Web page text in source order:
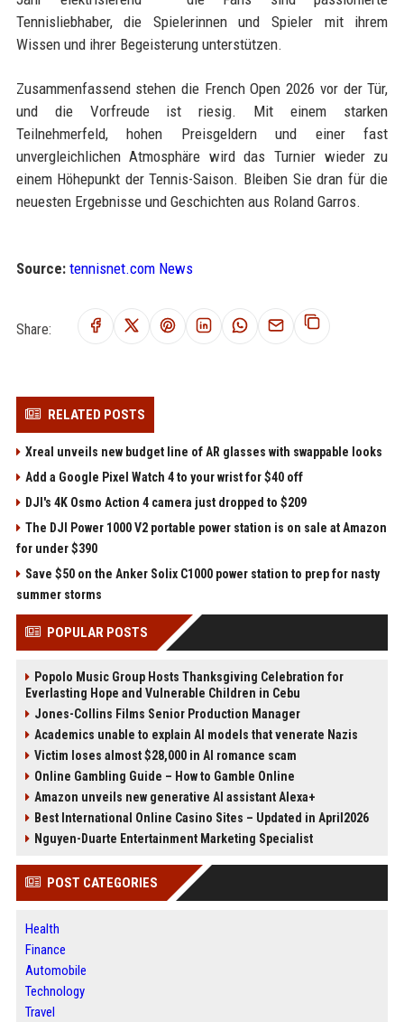
Tennisliebhaber, die Spielerinnen und Spieler mit ihrem
Wissen und ihrer Begeisterung unterstützen.
Zusammenfassend stehen die French Open 2026 vor der Tür,
und die Vorfreude ist riesig. Mit einem starken
Teilnehmerfeld, hohen Preisgeldern und einer fast
unvergleichlichen Atmosphäre wird das Turnier wieder zu
einem Höhepunkt der Tennis-Saison. Bleiben Sie dran für die
neuesten Ergebnisse und Geschichten aus Roland Garros.
Source: tennisnet.com News
Share:
RELATED POSTS
Xreal unveils new budget line of AR glasses with swappable looks
Add a Google Pixel Watch 4 to your wrist for $40 off
DJI's 4K Osmo Action 4 camera just dropped to $209
The DJI Power 1000 V2 portable power station is on sale at Amazon
for under $390
Save $50 on the Anker Solix C1000 power station to prep for nasty
summer storms
POPULAR POSTS
Popolo Music Group Hosts Thanksgiving Celebration for
Everlasting Hope and Vulnerable Children in Cebu
Jones-Collins Films Senior Production Manager
Academics unable to explain AI models that venerate Nazis
Victim loses almost $28,000 in AI romance scam
Online Gambling Guide – How to Gamble Online
Amazon unveils new generative AI assistant Alexa+
Best International Online Casino Sites – Updated in April2026
Nguyen-Duarte Entertainment Marketing Specialist
POST CATEGORIES
Health
Finance
Automobile
Technology
Travel